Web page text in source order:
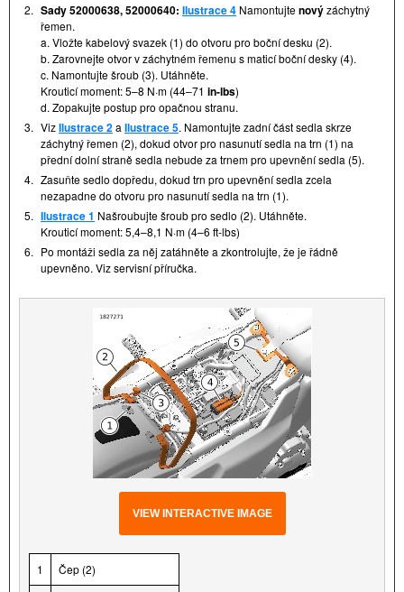
2. Sady 52000638, 52000640: Ilustrace 4 Namontujtenovýzáchytný
řemen.
a. Vložte kabelový svazek (1) do otvoru pro boční desku (2).
b. Zarovnejte otvor v záchytném řemenu s maticí boční desky (4).
c. Namontujte šroub (3). Utáhněte.
Krouticí moment: 5–8 N·m (44–71 in-lbs)
d. Zopakujte postup pro opačnou stranu.
3. VizIlustrace 2a Ilustrace 5. Namontujte zadní část sedla skrze
záchytný řemen (2), dokud otvor pro nasunutí sedla na trn (1) na
přední dolní straně sedla nebude za trnem pro upevnění sedla (5).
4. Zasuňte sedlo dopředu, dokud trn pro upevnění sedla zcela
nezapadne do otvoru pro nasunutí sedla na trn (1).
5. Ilustrace 1 Našroubujte šroub pro sedlo (2). Utáhněte.
Krouticí moment: 5,4–8,1 N·m (4–6 ft-lbs)
6. Po montáži sedla za něj zatáhněte a zkontrolujte, že je řádně
upevněno. Viz servisní příručka.
VIEW INTERACTIVE IMAGE
1 Čep (2)